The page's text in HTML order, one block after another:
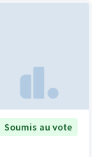
Soumis au vote